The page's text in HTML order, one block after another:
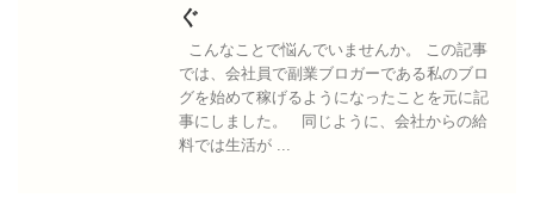
ぐ
こんなことで悩んでいませんか。 この記事
では、会社員で副業ブロガーである私のブロ
グを始めて稼げるようになったことを元に記
事にしました。 同じように、会社からの給
料では生活が ...